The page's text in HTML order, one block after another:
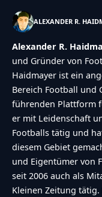
ALEXANDER R.
Alexander R.
und Gründer von
Haidmayer ist ein
Bereich Football und
führenden Plattform
er mit Leidenschaft
Footballs tätig und
diesem Gebiet
und Eigentümer von
seit 2006 auch als
Kleinen Zeitung